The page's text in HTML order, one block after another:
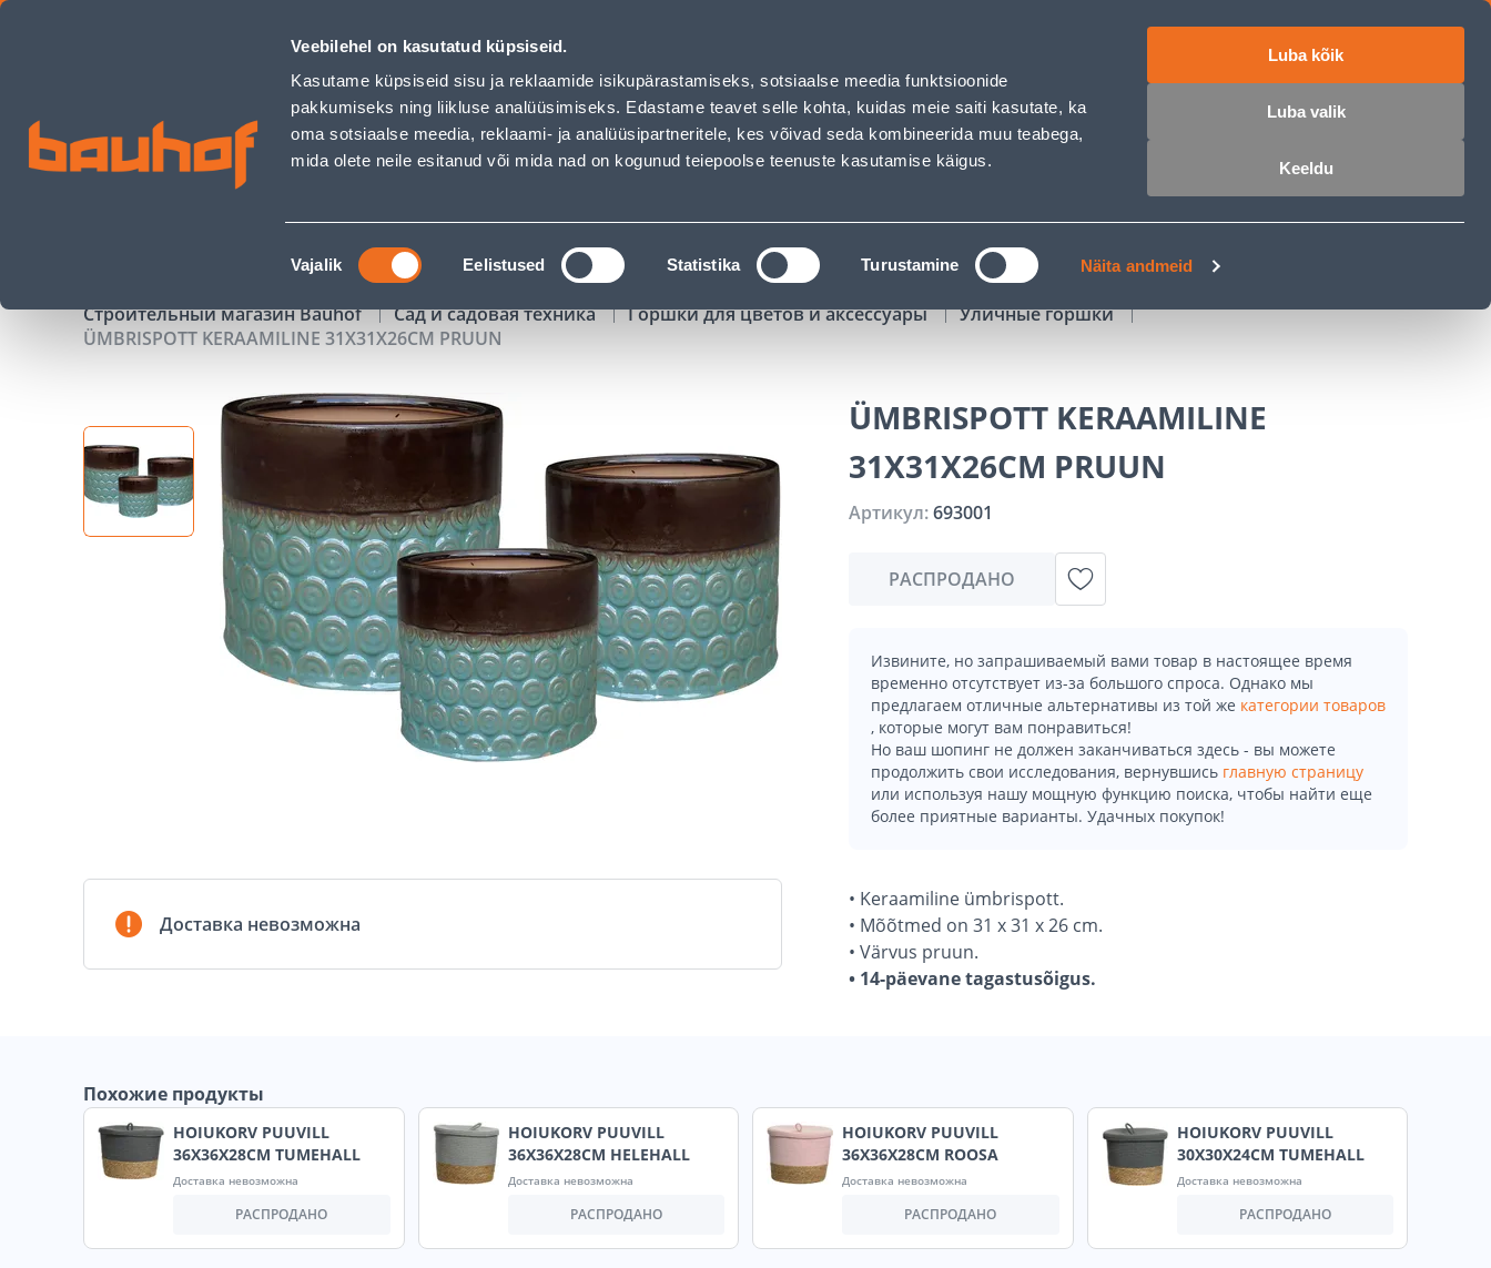
Veebilehel on kasutatud küpsiseid.
Kasutame küpsiseid sisu ja reklaamide isikupärastamiseks, sotsiaalse meedia funktsioonide
pakkumiseks ning liikluse analüüsimiseks. Edastame teavet selle kohta, kuidas meie saiti kasutate, ka
oma sotsiaalse meedia, reklaami- ja analüüsipartneritele, kes võivad seda kombineerida muu teabega,
mida olete neile esitanud või mida nad on kogunud teiepoolse teenuste kasutamise käigus.
Nõusoleku
valik
Vajalik Eelistused Statistika Turustamine Näita andmeid
Luba kõik
Luba valik
Keeldu
ÜMBRISPOTT KERAAMILINE 31X31X26CM PRUUN - Bauhof has loaded
Обслуживание бизнес-клиентов Обслуживание частных клиентов Услуги Предложения о работе
ПОИСК
АКЦИИ КАТАЛОГИ АРЕНДА ИНСТРУМЕНТОВ РАССРОЧКА
Строительный магазин Bauhof Сад и садовая техника Горшки для цветов и аксессуары
Уличные горшки
ÜMBRISPOTT KERAAMILINE 31X31X26CM PRUUN
Доставка невозможна
ÜMBRISPOTT KERAAMILINE
31X31X26CM PRUUN
Артикул:693001
РАСПРОДАНО
Извините, но запрашиваемый вами товар в настоящее время
временно отсутствует из-за большого спроса. Однако мы
предлагаем отличные альтернативы из той же категории товаров
, которые могут вам понравиться!
Но ваш шопинг не должен заканчиваться здесь - вы можете
продолжить свои исследования, вернувшись главную страницу
или используя нашу мощную функцию поиска, чтобы найти еще
более приятные варианты. Удачных покупок!
• Keraamiline ümbrispott.
• Mõõtmed on 31 x 31 x 26 cm.
• Värvus pruun.
• 14-päevane tagastusõigus.
Похожие продукты
HOIUKORV PUUVILL
36X36X28CM TUMEHALL
Доставка невозможна
РАСПРОДАНО
HOIUKORV PUUVILL
36X36X28CM HELEHALL
Доставка невозможна
РАСПРОДАНО
HOIUKORV PUUVILL
36X36X28CM ROOSA
Доставка невозможна
РАСПРОДАНО
HOIUKORV PUUVILL
30X30X24CM TUMEHALL
Доставка невозможна
РАСПРОДАНО